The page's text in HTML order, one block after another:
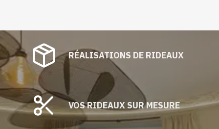
RÉALISATIONS DE RIDEAUX
VOS RIDEAUX SUR MESURE